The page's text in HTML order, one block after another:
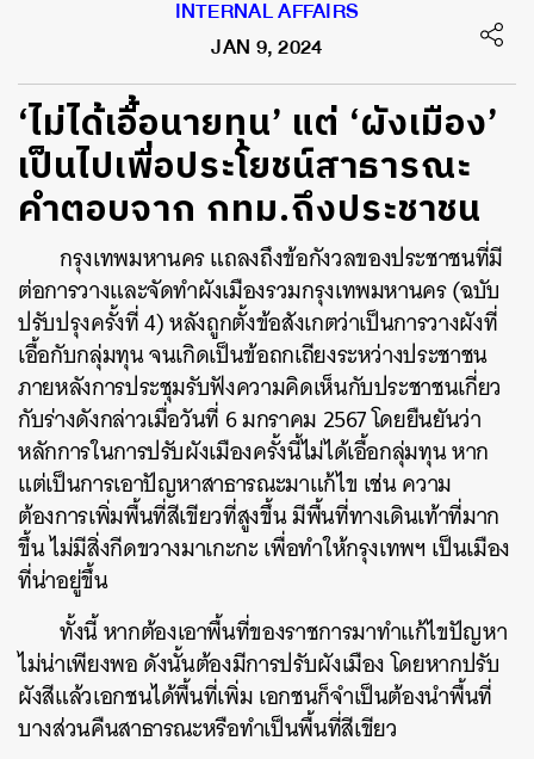
INTERNAL AFFAIRS
JAN 9, 2024
‘ไม่ได้เอื้อนายทุน’ แต่ ‘ผังเมือง’
เป็นไปเพื่อประโยชน์สาธารณะ
คำตอบจาก กทม.ถึงประชาชน
กรุงเทพมหานคร แถลงถึงข้อกังวลของประชาชนที่มี
ต่อการวางและจัดทำผังเมืองรวมกรุงเทพมหานคร (ฉบับ
ปรับปรุงครั้งที่ 4) หลังถูกตั้งข้อสังเกตว่าเป็นการวางผังที่
เอื้อกับกลุ่มทุน จนเกิดเป็นข้อถกเถียงระหว่างประชาชน
ภายหลังการประชุมรับฟังความคิดเห็นกับประชาชนเกี่ยว
กับร่างดังกล่าวเมื่อวันที่ 6 มกราคม 2567 โดยยืนยันว่า
หลักการในการปรับผังเมืองครั้งนี้ไม่ได้เอื้อกลุ่มทุน หาก
แต่เป็นการเอาปัญหาสาธารณะมาแก้ไข เช่น ความ
ต้องการเพิ่มพื้นที่สีเขียวที่สูงขึ้น มีพื้นที่ทางเดินเท้าที่มาก
ขึ้น ไม่มีสิ่งกีดขวางมาเกะกะ เพื่อทำให้กรุงเทพฯ เป็นเมือง
ที่น่าอยู่ขึ้น
ทั้งนี้ หากต้องเอาพื้นที่ของราชการมาทำแก้ไขปัญหา
ไม่น่าเพียงพอ ดังนั้นต้องมีการปรับผังเมือง โดยหากปรับ
ผังสีแล้วเอกชนได้พื้นที่เพิ่ม เอกชนก็จำเป็นต้องนำพื้นที่
บางส่วนคืนสาธารณะหรือทำเป็นพื้นที่สีเขียว